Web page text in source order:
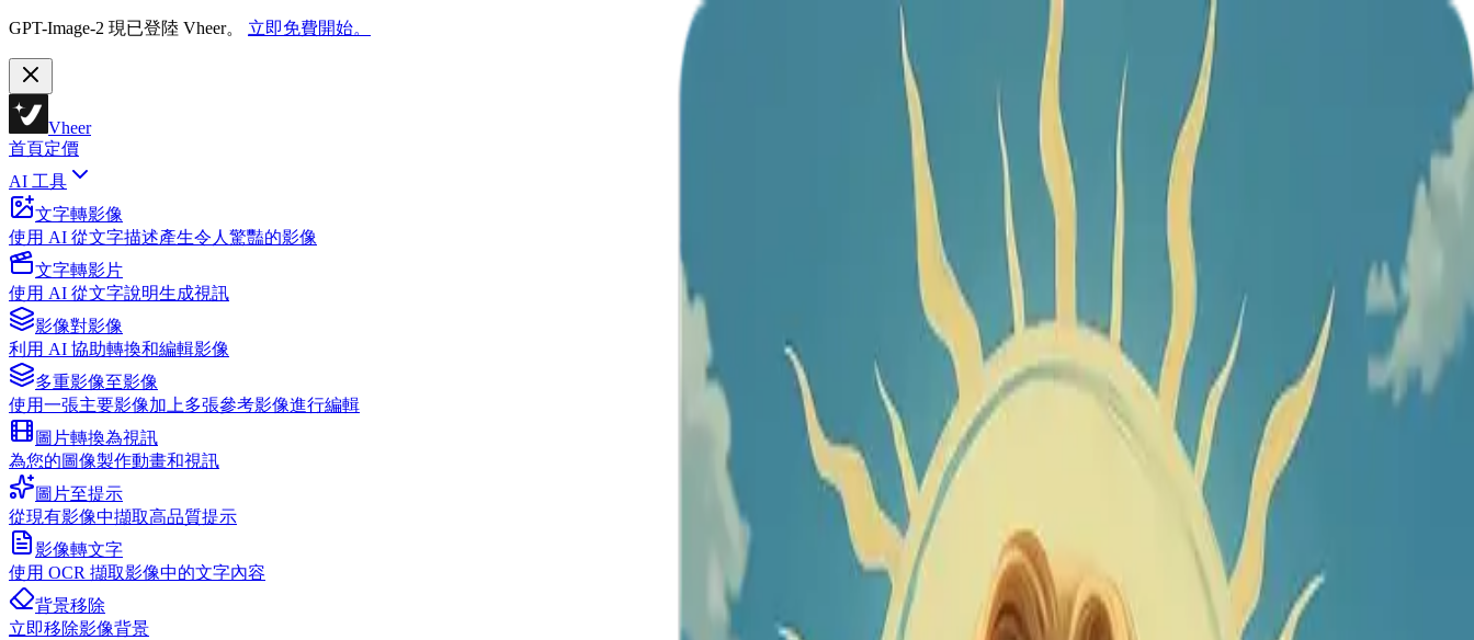
GPT-Image-2 現已登陸 Vheer。 立即免費開始。
Vheer
首頁定價
AI 工具
文字轉影像
使用 AI 從文字描述產生令人驚豔的影像
文字轉影片
使用 AI 從文字說明生成視訊
影像對影像
利用 AI 協助轉換和編輯影像
多重影像至影像
使用一張主要影像加上多張參考影像進行編輯
圖片轉換為視訊
為您的圖像製作動畫和視訊
圖片至提示
從現有影像中擷取高品質提示
影像轉文字
使用 OCR 擷取影像中的文字內容
背景移除
立即移除影像背景